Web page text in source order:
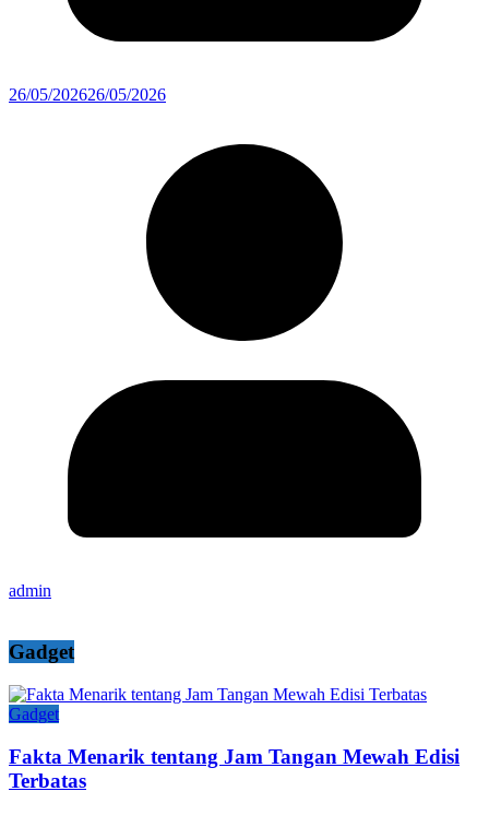
26/05/202626/05/2026
admin
Gadget
Gadget
Fakta Menarik tentang Jam Tangan Mewah Edisi
Terbatas